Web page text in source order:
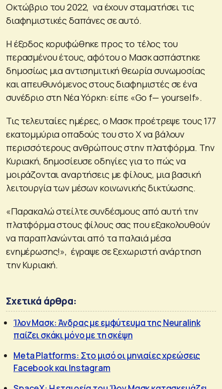
Οκτώβριο του 2022, να έχουν σταματήσει τις
διαφημιστικές δαπάνες σε αυτό.
Η έξοδος κορυφώθηκε προς το τέλος του
περασμένου έτους, αφότου ο Μασκ ασπάστηκε
δημοσίως μια αντισημιτική θεωρία συνωμοσίας
και απευθυνόμενος στους διαφημιστές σε ένα
συνέδριο στη Νέα Υόρκη: είπε «Go f— yourself».
Τις τελευταίες ημέρες, ο Μασκ προέτρεψε τους 177
εκατομμύρια οπαδούς του στο X να βάλουν
περισσότερους ανθρώπους στην πλατφόρμα. Την
Κυριακή, δημοσίευσε οδηγίες για το πώς να
μοιράζονται αναρτήσεις με φίλους, μια βασική
λειτουργία των μέσων κοινωνικής δικτύωσης.
«Παρακαλώ στείλτε συνδέσμους από αυτή την
πλατφόρμα στους φίλους σας που εξακολουθούν
να παραπλανώνται από τα παλαιά μέσα
ενημέρωσης!», έγραψε σε ξεχωριστή ανάρτηση
την Κυριακή.
Σχετικά άρθρα:
Ίλον Μασκ: Άνδρας με εμφύτευμα της Neuralink
παίζει σκάκι μόνο με τη σκέψη
Meta Platforms: Στο μισό οι μηνιαίες χρεώσεις
Facebook και Instagram